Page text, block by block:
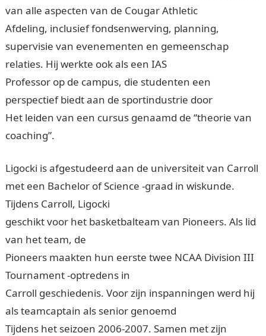
van alle aspecten van de Cougar Athletic
Afdeling, inclusief fondsenwerving, planning,
supervisie van evenementen en gemeenschap
relaties. Hij werkte ook als een IAS
Professor op de campus, die studenten een
perspectief biedt aan de sportindustrie door
Het leiden van een cursus genaamd de “theorie van
coaching”.
Ligocki is afgestudeerd aan de universiteit van Carroll
met een Bachelor of Science -graad in wiskunde.
Tijdens Carroll, Ligocki
geschikt voor het basketbalteam van Pioneers. Als lid
van het team, de
Pioneers maakten hun eerste twee NCAA Division III
Tournament -optredens in
Carroll geschiedenis. Voor zijn inspanningen werd hij
als teamcaptain als senior genoemd
Tijdens het seizoen 2006-2007. Samen met zijn